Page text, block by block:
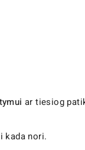
ar tiesiog
kada nori.